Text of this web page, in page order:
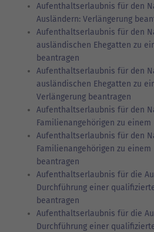
Aufenthaltserlaubnis für den
Ausländern: Verlängerung
Aufenthaltserlaubnis für den
ausländischen Ehegatten zu
beantragen
Aufenthaltserlaubnis für den
ausländischen Ehegatten zu
Verlängerung beantragen
Aufenthaltserlaubnis für den
Familienangehörigen zu
Aufenthaltserlaubnis für den
Familienangehörigen zu
beantragen
Aufenthaltserlaubnis für die
Durchführung einer
beantragen
Aufenthaltserlaubnis für die
Durchführung einer